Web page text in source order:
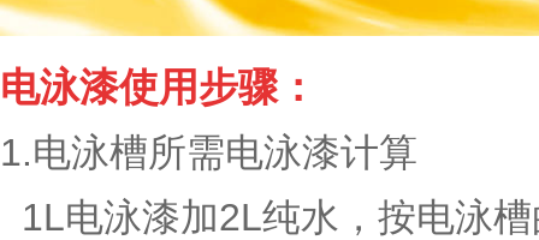
电泳漆使用步骤：
1.电泳槽所需电泳漆计算
1L电泳漆加2L纯水，按电泳